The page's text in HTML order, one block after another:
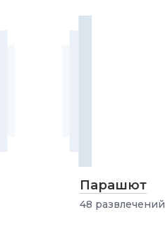
Парашют
48 развлечений